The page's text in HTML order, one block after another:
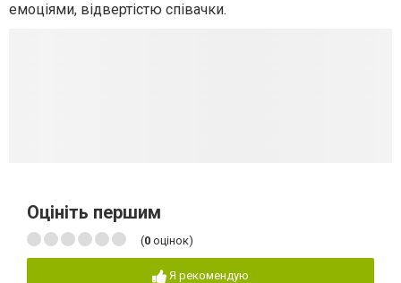
емоціями, відвертістю співачки.
Оцініть першим
(0 оцінок)
Я рекомендую